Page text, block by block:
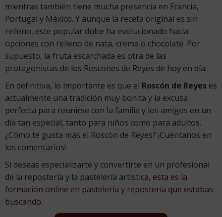
mientras también tiene mucha presencia en Francia,
Portugal y México. Y aunque la receta original es sin
relleno, este popular dulce ha evolucionado hacia
opciones con relleno de nata, crema o chocolate. Por
supuesto, la fruta escarchada es otra de las
protagonistas de los Roscones de Reyes de hoy en día.
En definitiva, lo importante es que el Roscón de Reyes es
actualmente una tradición muy bonita y la excusa
perfecta para reunirse con la familia y los amigos en un
día tan especial, tanto para niños como para adultos.
¿Cómo te gusta más el Roscón de Reyes? ¡Cuéntanos en
los comentarios!
Si deseas especializarte y convertirte en un profesional
de la repostería y la pastelería artística, esta es la
formación online en pastelería y repostería que estabas
buscando.